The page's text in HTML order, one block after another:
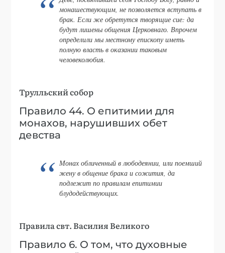
монашествующим, не позволяется вступать в
брак. Если же обретутся творящие сие: да
будут лишены общения Церковнаго. Впрочем
определили мы местному епископу иметь
полную власть в оказании таковым
человеколюбия.
Трулльский собор
Правило 44. О епитимии для
монахов, нарушивших обет
девства
Монах обличенный в любодеянии, или поемший
жену в общение брака и сожития, да
подлежит по правилам епитимии
блудодействующих.
Правила свт. Василия Великого
Правило 6. О том, что духовные